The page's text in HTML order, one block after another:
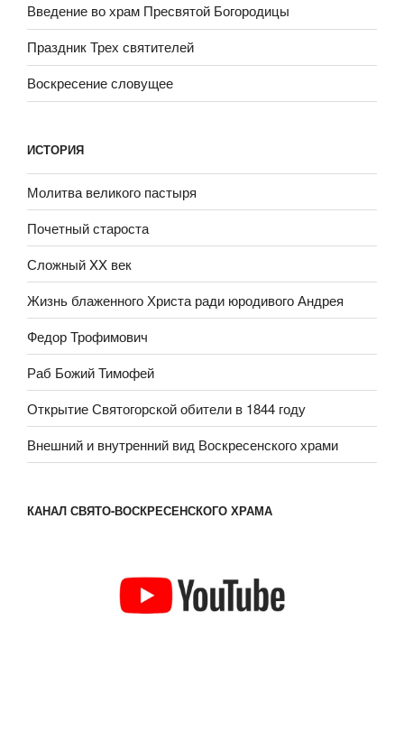
Введение во храм Пресвятой Богородицы
Праздник Трех святителей
Воскресение словущее
ИСТОРИЯ
Молитва великого пастыря
Почетный староста
Сложный XX век
Жизнь блаженного Христа ради юродивого Андрея
Федор Трофимович
Раб Божий Тимофей
Открытие Святогорской обители в 1844 году
Внешний и внутренний вид Воскресенского храми
КАНАЛ СВЯТО-ВОСКРЕСЕНСКОГО ХРАМА